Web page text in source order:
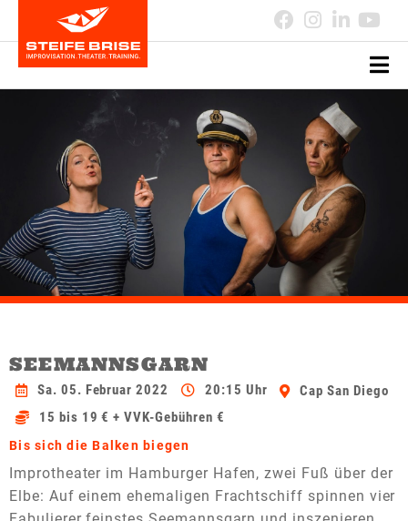
SEEMANNSGARN
Sa. 05. Februar 2022 20:15 Uhr
Cap San Diego
15 bis 19 € + VVK-Gebühren €
Bis sich die Balken biegen
Improtheater im Hamburger Hafen, zwei Fuß über der
Elbe: Auf einem ehemaligen Frachtschiff spinnen vier